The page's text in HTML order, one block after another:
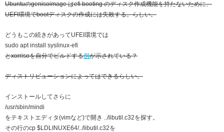
Ubuntuのgenisoimage はefi booting のディスク作成機能を持たないために、
UEFI環境でbootディスクの作成には失敗する。らしい。
どうもこの続きがあってUFEI環境では
sudo apt install syslinux-efi
とxorrisoを自分でビルドする例が示されている？
ディストリビューションによってはできるらしい。
インストールしてさらに
/usr/sbin/mindi
をテキストエディタ(vimなど)で開き ../libutil.c32を探す。
その行のcp $LDLINUXE64/../libutil.c32を